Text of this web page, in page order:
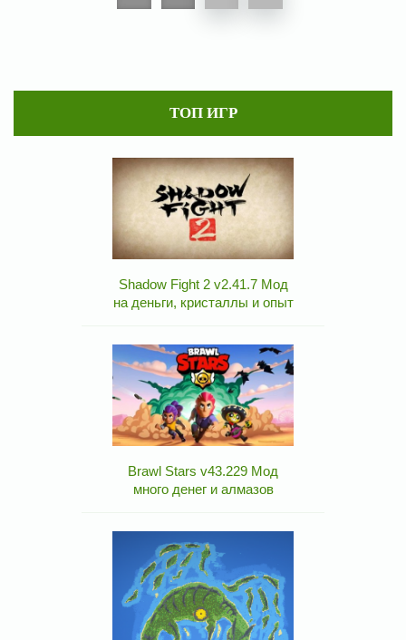
ТОП ИГР
Shadow Fight 2 v2.41.7 Мод
на деньги, кристаллы и опыт
Brawl Stars v43.229 Мод
много денег и алмазов